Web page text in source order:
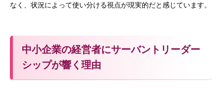
なく、状況によって使い分ける視点が現実的だと感じています。
中小企業の経営者にサーバントリーダー
シップが響く理由